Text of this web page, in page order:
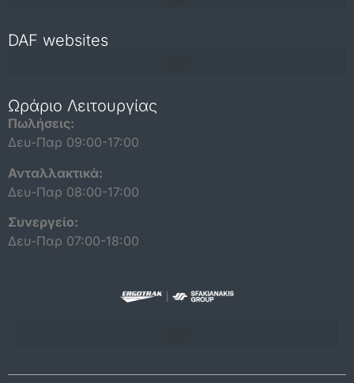
DAF websites
Ωράριο Λειτουργίας
Πωλήσεις:
Δευ-Παρ 09:00-17:00
Ανταλλακτικά:
Δευ-Παρ 08:00-17:00
Συνεργείο:
Δευ-Παρ 07:00-18:00